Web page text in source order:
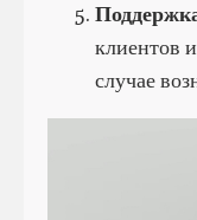
клиентов
случае